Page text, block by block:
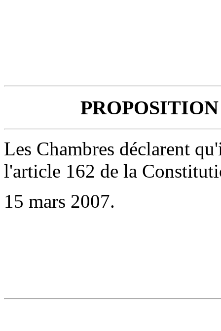
Les Chambres déclarent
l'article 162 de la
15 mars 2007.